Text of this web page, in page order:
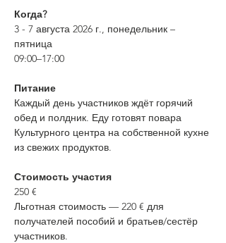
Когда?
3 - 7 августа 2026 г., понедельник –
пятница
09:00–17:00
Питание
Каждый день участников ждёт горячий
обед и полдник. Еду готовят повара
Культурного центра на собственной кухне
из свежих продуктов.
Стоимость участия
250 €
Льготная стоимость — 220 € для
получателей пособий и братьев/сестёр
участников.